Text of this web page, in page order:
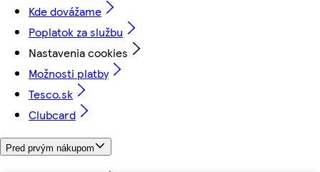
Kde dovážame
Poplatok za službu
Nastavenia cookies
Možnosti platby
Tesco.sk
Clubcard
Pred prvým nákupom